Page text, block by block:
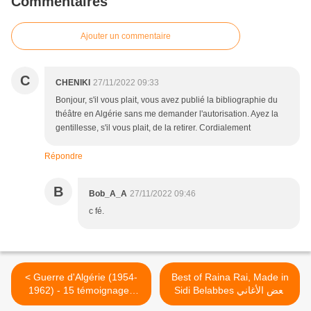
Ajouter un commentaire
C CHENIKI 27/11/2022 09:33
Bonjour, s'il vous plait, vous avez publié la bibliographie du
théâtre en Algérie sans me demander l'autorisation. Ayez la
gentillesse, s'il vous plait, de la retirer. Cordialement
Répondre
B Bob_A_A 27/11/2022 09:46
c fé.
< Guerre d'Algérie (1954-
1962) - 15 témoignages
(audio) de Français sur la
Best of Raina Rai, Made in
Sidi Belabbes بعض الأغاني
المختارة لراينا راي >